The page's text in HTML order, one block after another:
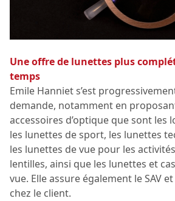
Une offre de lunettes plus
temps
Emile Hanniet s’est
demande, notamment en
accessoires d’optique que sont les
les lunettes de sport, les lunettes
les lunettes de vue pour les
lentilles, ainsi que les lunettes et
vue. Elle assure également le SAV
chez le client.